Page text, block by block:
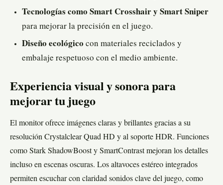
Tecnologías como Smart Crosshair y Smart Sniper
para mejorar la precisión en el juego.
Diseño ecológico con materiales reciclados y
embalaje respetuoso con el medio ambiente.
Experiencia visual y sonora para
mejorar tu juego
El monitor ofrece imágenes claras y brillantes gracias a su
resolución Crystalclear Quad HD y al soporte HDR. Funciones
como Stark ShadowBoost y SmartContrast mejoran los detalles
incluso en escenas oscuras. Los altavoces estéreo integrados
permiten escuchar con claridad sonidos clave del juego, como